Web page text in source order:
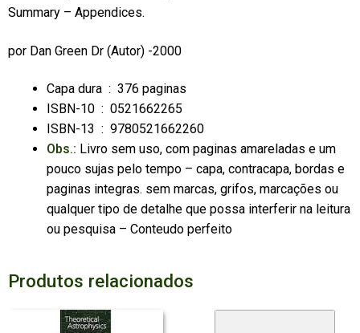
Summary – Appendices.
por Dan Green Dr (Autor) -2000
Capa dura ‏ : ‎ 376 paginas
ISBN-10 ‏ : ‎ 0521662265
ISBN-13 ‏ : ‎ 9780521662260
Obs.: Livro sem uso, com paginas amareladas e um
pouco sujas pelo tempo – capa, contracapa, bordas e
paginas integras. sem marcas, grifos, marcações ou
qualquer tipo de detalhe que possa interferir na leitura
ou pesquisa – Conteudo perfeito
Produtos relacionados